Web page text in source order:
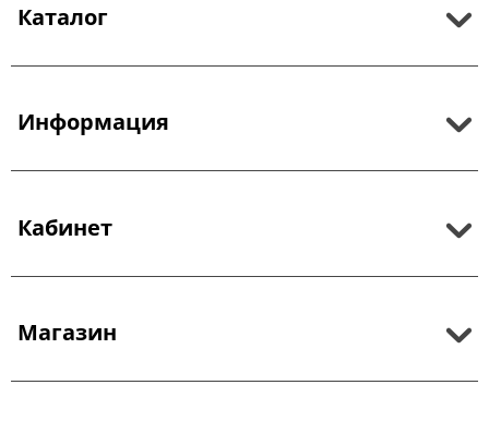
Каталог
Информация
Кабинет
Магазин